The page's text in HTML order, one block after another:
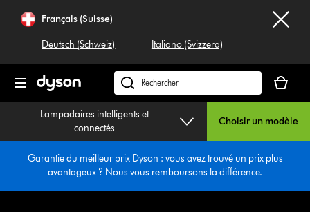
Français (Suisse)
Deutsch (Schweiz) Italiano (Svizzera)
Rechercher
dyson.ch
panier
est
vide
Lampadaires intelligents et
connectés
Choisir un modèle
Garantie du meilleur prix Dyson : vous avez trouvé un prix plus
avantageux ? Nous vous remboursons la différence.